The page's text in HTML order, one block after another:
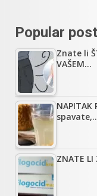
Popular
Znate li
VAŠEM…
NAPITAK
ZNATE LI